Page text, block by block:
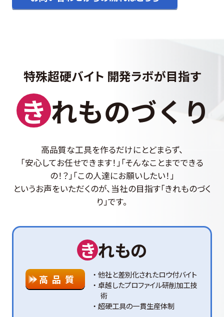
特殊超硬バイト 開発ラボが目指す
きれものづくり
高品質な工具を作るだけにとどまらず、
「安心してお任せできます！」「そんなことまでできる
の！？」「この人達にお願いしたい！」
というお声をいただくのが、当社の目指す「きれものづく
り」です。
きれもの
高 品 質
他社と差別化されたロウ付バイト
卓越したプロファイル研削加工技
術
超硬工具の一貫生産体制